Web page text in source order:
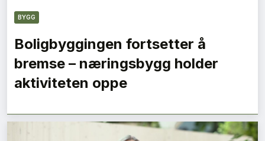
BYGG
Boligbyggingen fortsetter å
bremse – næringsbygg holder
aktiviteten oppe